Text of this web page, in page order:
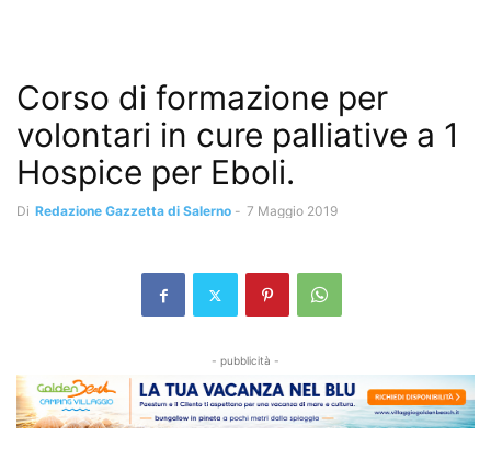
Corso di formazione per
volontari in cure palliative a 1
Hospice per Eboli.
Di Redazione Gazzetta di Salerno - 7 Maggio 2019
- pubblicità -